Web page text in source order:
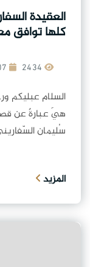
العقيدة
كلها توافق
2022-03-07
السلام عبليكم
هيَ عبارةٌ عن
سُليمان
المزيد